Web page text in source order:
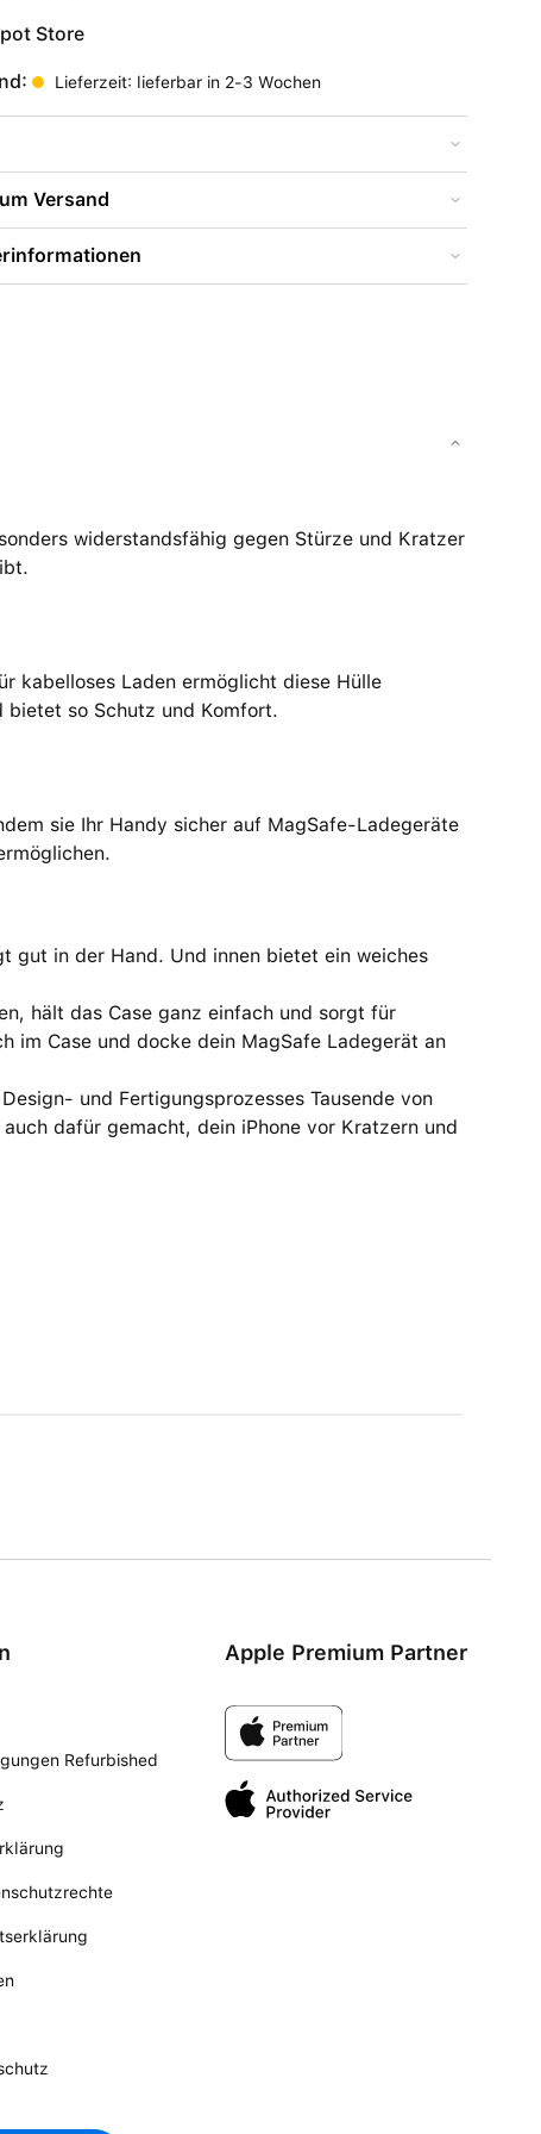
Store
Lieferzeit: lieferbar in 2-3 Wochen
Versand
widerstandsfähig gegen Stürze und Kratzer
kabelloses Laden ermöglicht diese Hülle
bietet so Schutz und Komfort.
sie Ihr Handy sicher auf MagSafe-Ladegeräte
gut in der Hand. Und innen bietet ein weiches
hält das Case ganz einfach und sorgt für
im Case und docke dein MagSafe Ladegerät an
und Fertigungs­prozesses Tausende von
dafür gemacht, dein iPhone vor Kratzern und
Refurbished
Apple Premium Partner